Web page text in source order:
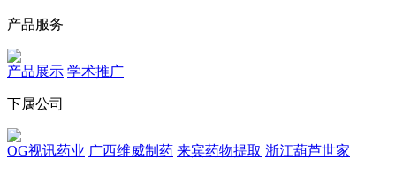
产品服务
产品展示 学术推广
下属公司
OG视讯药业 广西维威制药 来宾药物提取 浙江葫芦世家